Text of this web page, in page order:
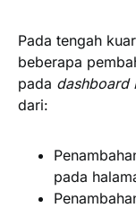
Pada tengah
beberapa
pada dashboard
dari:
pada